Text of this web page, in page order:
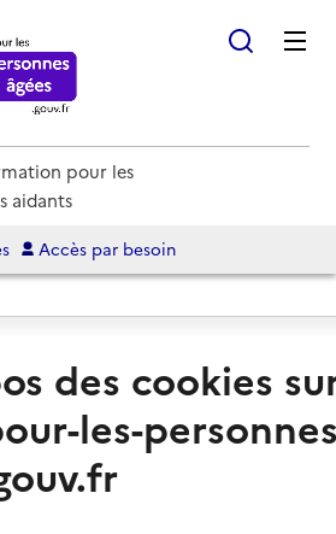
pour les
aidants
Accès par besoin
de l'annuaire
à domicile
services
GARONNE
des cookies
les-